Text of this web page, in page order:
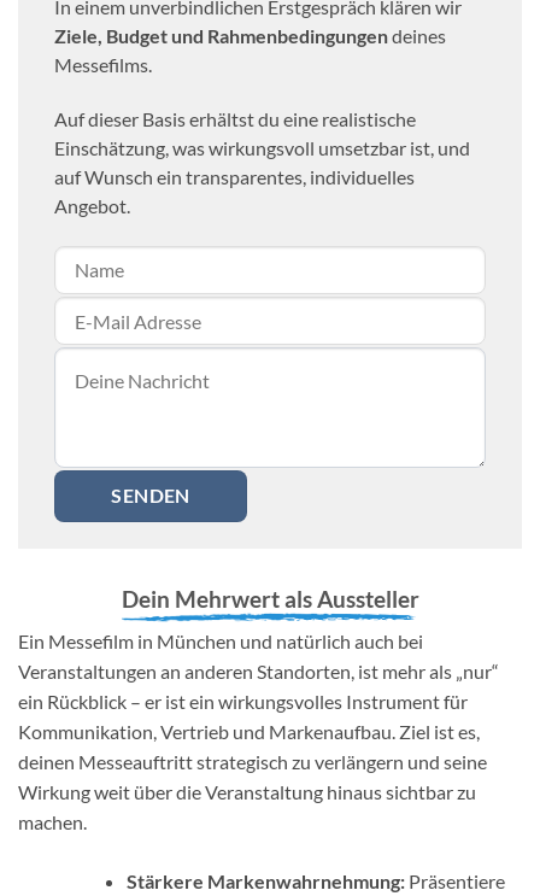
In einem unverbindlichen Erstgespräch klären wir
Ziele, Budget und Rahmenbedingungendeines
Messefilms.
Auf dieser Basis erhältst du eine realistische
Einschätzung, was wirkungsvoll umsetzbar ist, und
auf Wunsch ein transparentes, individuelles
Angebot.
Dein Mehrwert als Aussteller
Ein Messefilm in München und natürlich auch bei
Veranstaltungen an anderen Standorten, ist mehr als „nur“
ein Rückblick – er ist ein wirkungsvolles Instrument für
Kommunikation, Vertrieb und Markenaufbau. Ziel ist es,
deinen Messeauftritt strategisch zu verlängern und seine
Wirkung weit über die Veranstaltung hinaus sichtbar zu
machen.
Stärkere Markenwahrnehmung:Präsentiere